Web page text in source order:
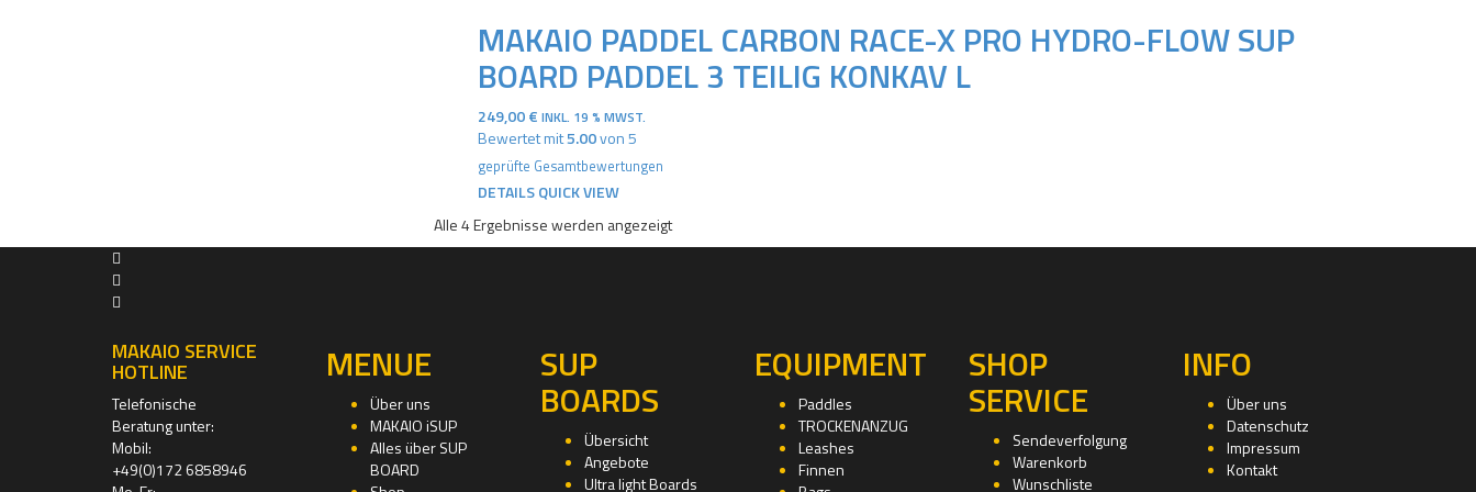
MAKAIO PADDEL CARBON RACE-X PRO HYDRO-FLOW SUP
BOARD PADDEL 3 TEILIG KONKAV L
249,00€ INKL. 19 % MWST.
Bewertet mit5.00von 5
geprüfte Gesamtbewertungen
DETAILS QUICK VIEW
Alle 4 Ergebnisse werden angezeigt
MAKAIO SERVICE
HOTLINE
Telefonische
Beratung unter:
Mobil:
+49(0)172 6858946
MENUE
Über uns
MAKAIO iSUP
Alles über SUP
BOARD
SUP
BOARDS
Übersicht
Angebote
Ultra light Boards
EQUIPMENT
Paddles
TROCKENANZUG
Leashes
Finnen
SHOP
SERVICE
Sendeverfolgung
Warenkorb
Wunschliste
INFO
Über uns
Datenschutz
Impressum
Kontakt